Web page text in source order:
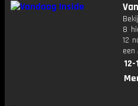
8
12
een